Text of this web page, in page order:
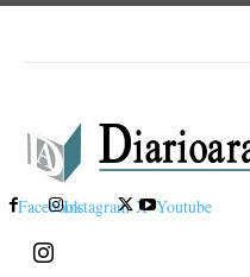
FacebookInstagram X Youtube